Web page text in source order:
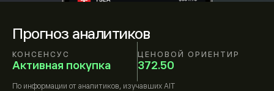
Прогноз аналитиков
КОНСЕНСУС
Активная покупка
ЦЕНОВОЙ ОРИЕНТИР
372.50
По информации от аналитиков, изучавших AIT